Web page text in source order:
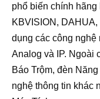
phổ biến chính
KBVISION,
dụng các công nghệ
Analog và IP. Ngoài
Báo Trộm, đèn
nghệ thông tin khác